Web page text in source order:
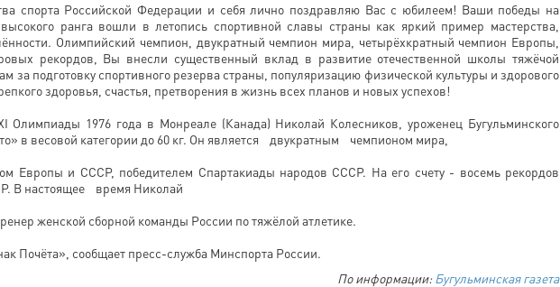
спорта Российской Федерации и себя лично поздравляю Вас с юбилеем! Ваши победы на
ранга вошли в летопись спортивной славы страны как яркий пример мастерства,
Олимпийский чемпион, двукратный чемпион мира, четырёхкратный чемпион Европы,
рекордов, Вы внесли существенный вклад в развитие отечественной школы тяжёчой
за подготовку спортивного резерва страны, популяризацию физической культуры и здорового
здоровья, счастья, претворения в жизнь всех планов и новых успехов!
Олимпиады 1976 года в Монреале (Канада) Николай Колесников, уроженец Бугульминского
в весовой категории до 60 кг. Он является двукратным чемпионом мира,
Европы и СССР, победителем Спартакиады народов СССР. На его счету - восемь рекордов
В настоящее время Николай
женской сборной команды России по тяжёлой атлетике.
Почёта», сообщает пресс-служба Минспорта России.
По информации:Бугульминская газета